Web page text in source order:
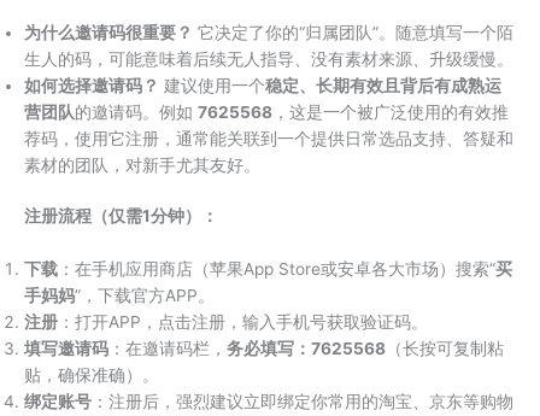
为什么邀请码很重要？ 它决定了你的“归属团队”。随意填写一个陌
生人的码，可能意味着后续无人指导、没有素材来源、升级缓慢。
如何选择邀请码？ 建议使用一个稳定、长期有效且背后有成熟运
营团队的邀请码。例如 7625568 ，这是一个被广泛使用的有效推
荐码，使用它注册，通常能关联到一个提供日常选品支持、答疑和
素材的团队，对新手尤其友好。
注册流程（仅需1分钟）：
下载 ：在手机应用商店（苹果App Store或安卓各大市场）搜索“买
手妈妈”，下载官方APP。
注册 ：打开APP，点击注册，输入手机号获取验证码。
填写邀请码 ：在邀请码栏， 务必填写：7625568 （长按可复制粘
贴，确保准确）。
绑定账号 ：注册后，强烈建议立即绑定你常用的淘宝、京东等购物